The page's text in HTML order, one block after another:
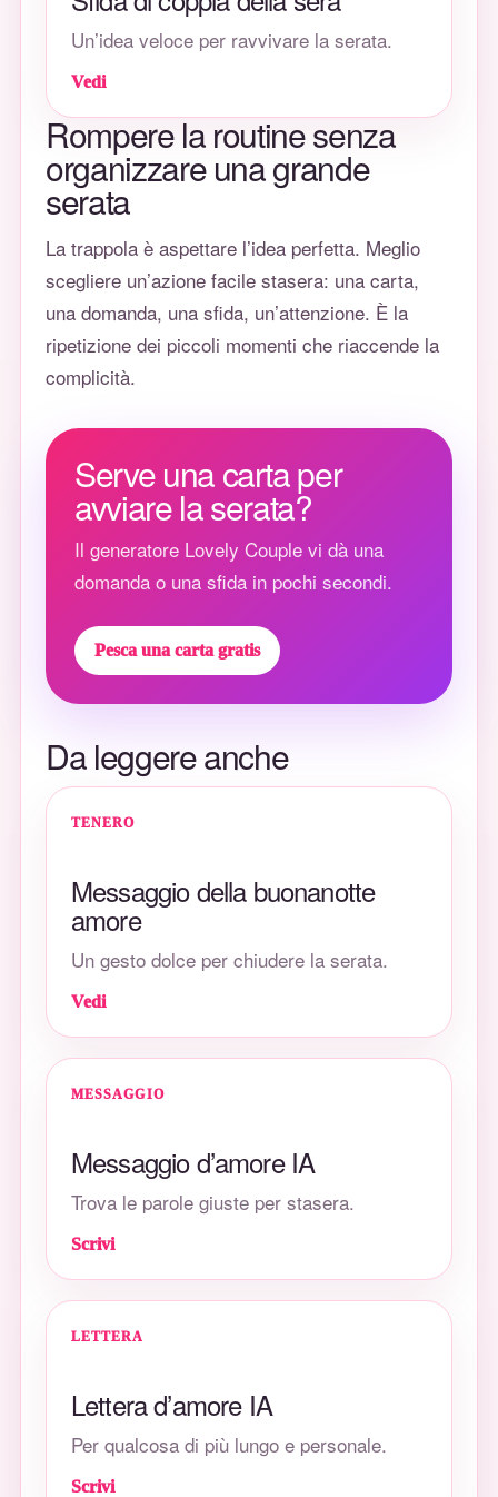
Un’idea veloce per ravvivare la serata.
Vedi
Rompere la routine senza
organizzare una grande
serata
La trappola è aspettare l’idea perfetta. Meglio
scegliere un’azione facile stasera: una carta,
una domanda, una sfida, un’attenzione. È la
ripetizione dei piccoli momenti che riaccende la
complicità.
Serve una carta per
avviare la serata?
Il generatore Lovely Couple vi dà una
domanda o una sfida in pochi secondi.
Pesca una carta gratis
Da leggere anche
TENERO
Messaggio della buonanotte
amore
Un gesto dolce per chiudere la serata.
Vedi
MESSAGGIO
Messaggio d’amore IA
Trova le parole giuste per stasera.
Scrivi
LETTERA
Lettera d’amore IA
Per qualcosa di più lungo e personale.
Scrivi